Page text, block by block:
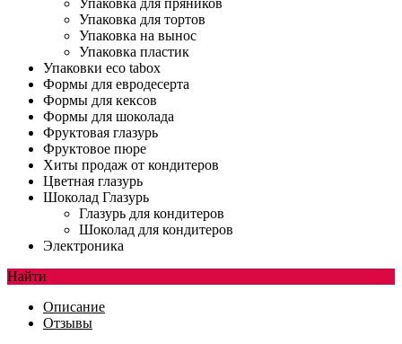
Упаковка для пряников
Упаковка для тортов
Упаковка на вынос
Упаковка пластик
Упаковки eco tabox
Формы для евродесерта
Формы для кексов
Формы для шоколада
Фруктовая глазурь
Фруктовое пюре
Хиты продаж от кондитеров
Цветная глазурь
Шоколад Глазурь
Глазурь для кондитеров
Шоколад для кондитеров
Электроника
Найти
Описание
Отзывы